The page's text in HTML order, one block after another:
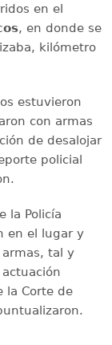
en el
, en donde se
kilómetro
estuvieron
con armas
de desalojar
policial
la Policía
en el lugar y
tal y
la Corte de